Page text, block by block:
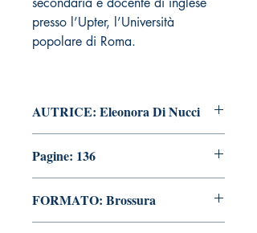
presso l’Upter, l’Università
popolare di Roma.
AUTRICE: Eleonora Di Nucci
Pagine: 136
FORMATO: Brossura